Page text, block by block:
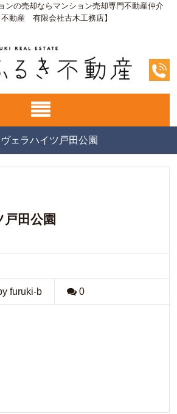
ンの売却ならマンション売却専門不動産仲介
不動産 有限会社古木工務店】
ヴェラハイツ戸田公園
田公園
furuki-b 0